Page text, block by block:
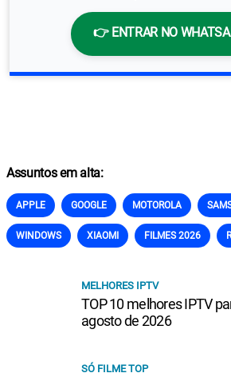
👉 ENTRAR NO
Assuntos em alta:
APPLE GOOGLE MOTOROLA
WINDOWS XIAOMI FILMES 2026
MELHORES IPTV
TOP 10 melhores IPTV
agosto de 2026
SÓ FILME TOP